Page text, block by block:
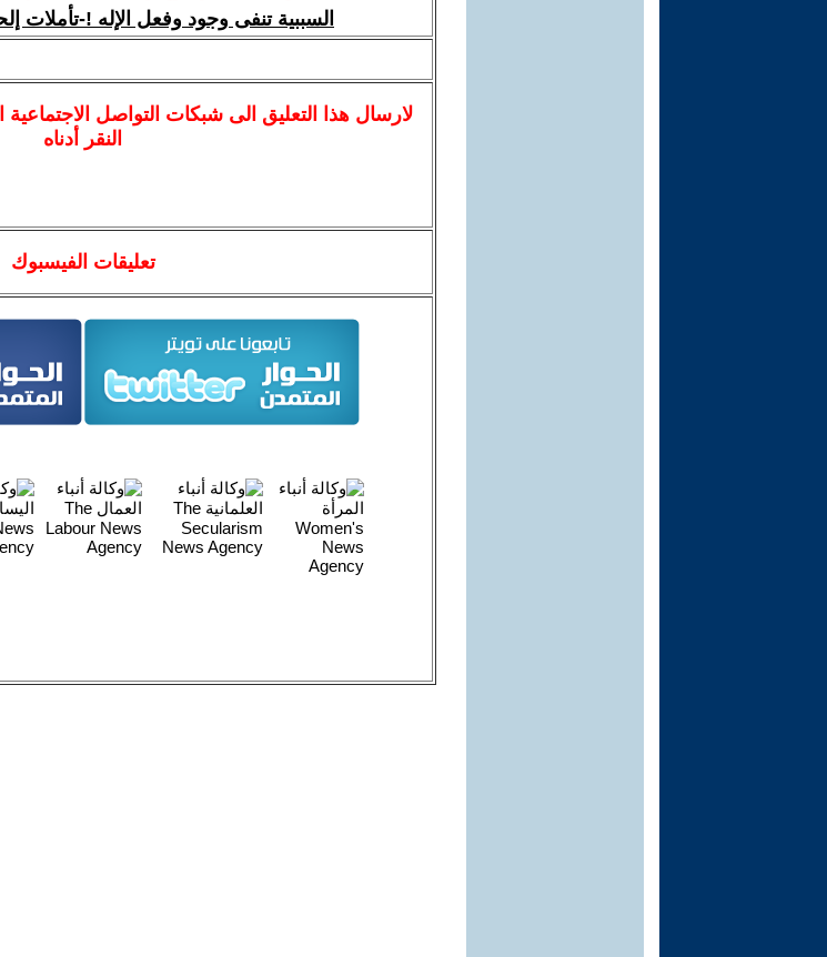
السببية تنفى وجود وفعل الإله !-تأملات إلحادية(9) /
لارسالهذا التعليق الى شبكات التواصل
النقر أدناه
تعليقات الفيسبوك